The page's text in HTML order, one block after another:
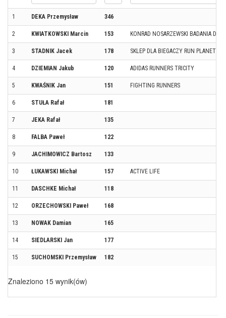
1 DEKA Przemysław 346
2 KWIATKOWSKI Marcin 153 KONRAD NOSARZEWSKI BADANIA
3 STADNIK Jacek 178 SKLEP DLA BIEGACZY RUN PLANET
4 DZIEMIAN Jakub 120 ADIDAS RUNNERS TRICITY
5 KWAŚNIK Jan 151 FIGHTING RUNNERS
6 STUŁA Rafał 181
7 JEKA Rafał 135
8 FALBA Paweł 122
9 JACHIMOWICZ Bartosz 133
10 ŁUKAWSKI Michał 157 ACTIVE LIFE
11 DASCHKE Michał 118
12 ORZECHOWSKI Paweł 168
13 NOWAK Damian 165
14 SIEDLARSKI Jan 177
15 SUCHOMSKI Przemysław 182
Znaleziono 15 wynik(ów)